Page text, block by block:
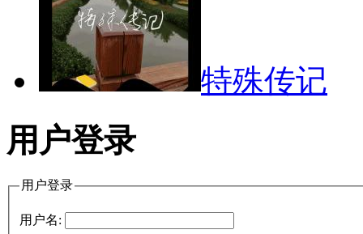
特殊传记
用户登录
用户登录
用户名: